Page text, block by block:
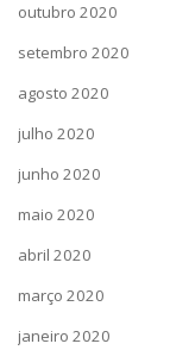
outubro 2020
setembro 2020
agosto 2020
julho 2020
junho 2020
maio 2020
abril 2020
março 2020
janeiro 2020